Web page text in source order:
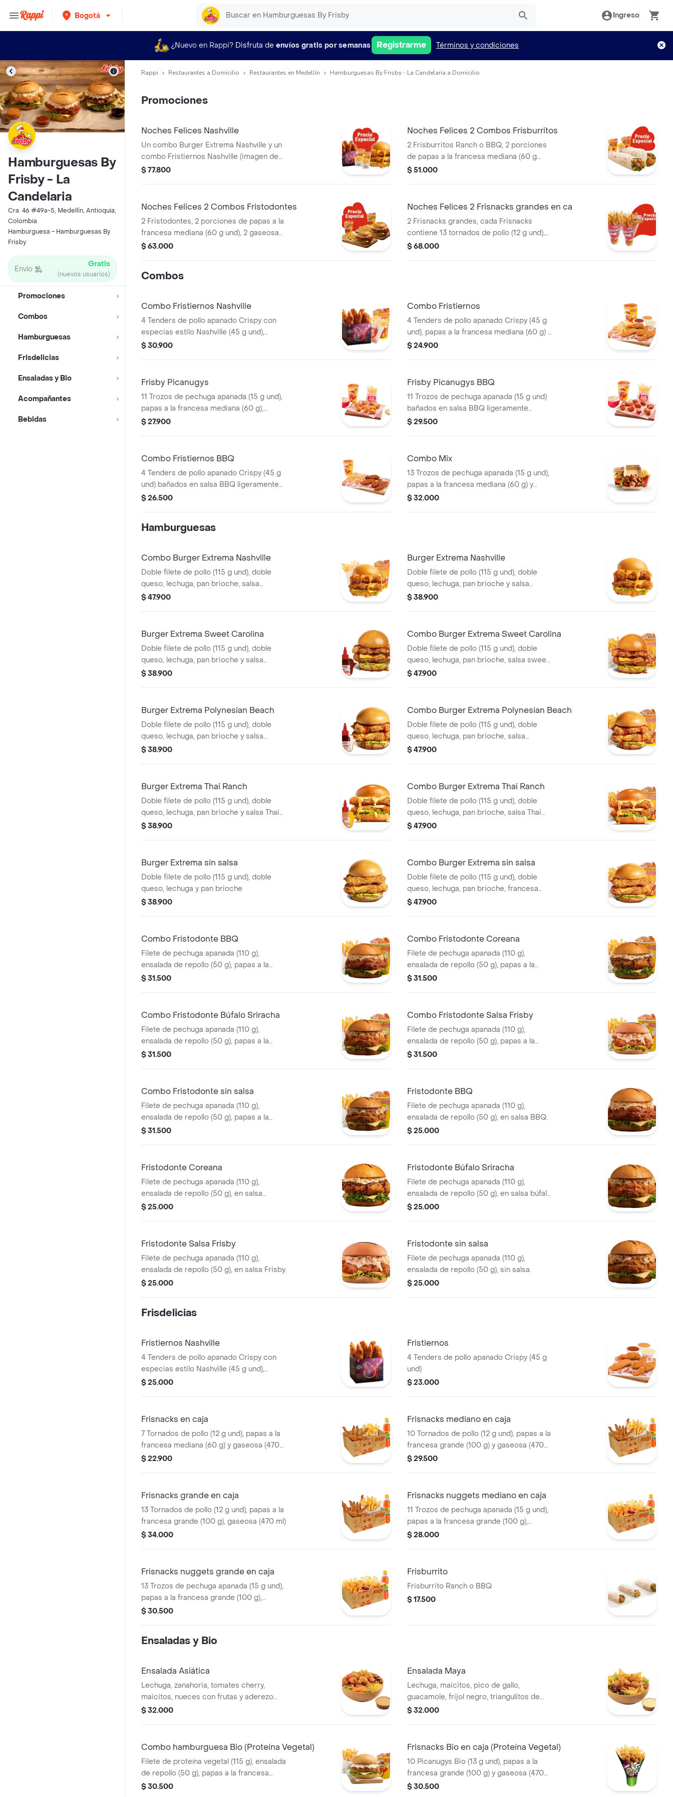
Bogotá Ingreso
¿Nuevo en Rappi? Disfruta de envíos gratis por semanas Registrarme Términos y condiciones
Hamburguesas By
Frisby - La
Candelaria
Cra. 46 #49a-5, Medellín, Antioquia,
Colombia
Hamburguesa - Hamburguesas By
Frisby
Envío Gratis
(nuevos usuarios)
Promociones
Combos
Hamburguesas
Frisdelicias
Ensaladas y Bio
Acompañantes
Bebidas
Rappi Restaurantes a Domicilio Restaurantes en Medellín Hamburguesas By Frisby - La Candelaria a Domicilio
Promociones
Noches Felices Nashville
Un combo Burger Extrema Nashville y un
combo Fristiernos Nashville (imagen de
producto corresponde a producto
$ 77.800
Noches Felices 2 Combos Frisburritos
2 Frisburritos Ranch o BBQ, 2 porciones
de papas a la francesa mediana (60 g
und) y 2 gaseosas (325 ml)
$ 51.000
Noches Felices 2 Combos Fristodontes
2 Fristodontes, 2 porciones de papas a la
francesa mediana (60 g und), 2 gaseosas
(325 ml und). Escoge entre búfalo
$ 63.000
Noches Felices 2 Frisnacks grandes en ca
2 Frisnacks grandes, cada Frisnacks
contiene 13 tornados de pollo (12 g und),
papas a la francesa grande (100 g )y
$ 68.000
Combos
Combo Fristiernos Nashville
4 Tenders de pollo apanado Crispy con
especias estilo Nashville (45 g und),
sirope de miel picante, papas a la
$ 30.900
Combo Fristiernos
4 Tenders de pollo apanado Crispy (45 g
und), papas a la francesa mediana (60 g) y
gaseosa (325 ml)
$ 24.900
Frisby Picanugys
11 Trozos de pechuga apanada (15 g und),
papas a la francesa mediana (60 g),
ensalada de repollo personal (145 g) y
$ 27.900
Frisby Picanugys BBQ
11 Trozos de pechuga apanada (15 g und)
bañados en salsa BBQ ligeramente
picante, papas a la francesa mediana (60
$ 29.500
Combo Fristiernos BBQ
4 Tenders de pollo apanado Crispy (45 g
und) bañados en salsa BBQ ligeramente
picante, papas a la francesa mediana (60
$ 26.500
Combo Mix
13 Trozos de pechuga apanada (15 g und),
papas a la francesa mediana (60 g) y
gaseosa (325 ml)
$ 32.000
Hamburguesas
Combo Burger Extrema Nashville
Doble filete de pollo (115 g und), doble
queso, lechuga, pan brioche, salsa
picante estilo Nashville, francesa mediana
$ 47.900
Burger Extrema Nashville
Doble filete de pollo (115 g und), doble
queso, lechuga, pan brioche y salsa
picante estilo Nashville
$ 38.900
Burger Extrema Sweet Carolina
Doble filete de pollo (115 g und), doble
queso, lechuga, pan brioche y salsa
sweet Carolina
$ 38.900
Combo Burger Extrema Sweet Carolina
Doble filete de pollo (115 g und), doble
queso, lechuga, pan brioche, salsa sweet
Carolina,francesa mediana (60 g) y
$ 47.900
Burger Extrema Polynesian Beach
Doble filete de pollo (115 g und), doble
queso, lechuga, pan brioche y salsa
Polynesian beach
$ 38.900
Combo Burger Extrema Polynesian Beach
Doble filete de pollo (115 g und), doble
queso, lechuga, pan brioche, salsa
Polynesian beach, francesa mediana
$ 47.900
Burger Extrema Thai Ranch
Doble filete de pollo (115 g und), doble
queso, lechuga, pan brioche y salsa Thai
ranch
$ 38.900
Combo Burger Extrema Thai Ranch
Doble filete de pollo (115 g und), doble
queso, lechuga, pan brioche, salsa Thai
ranch, francesa mediana (60 g) y gaseosa
$ 47.900
Burger Extrema sin salsa
Doble filete de pollo (115 g und), doble
queso, lechuga y pan brioche
$ 38.900
Combo Burger Extrema sin salsa
Doble filete de pollo (115 g und), doble
queso, lechuga, pan brioche, francesa
mediana (60 g) y gaseosa (325 ml)
$ 47.900
Combo Fristodonte BBQ
Filete de pechuga apanada (110 g),
ensalada de repollo (50 g), papas a la
francesa mediana (60 g) y gaseosa (325
$ 31.500
Combo Fristodonte Coreana
Filete de pechuga apanada (110 g),
ensalada de repollo (50 g), papas a la
francesa mediana (60 g) y gaseosa (325
$ 31.500
Combo Fristodonte Búfalo Sriracha
Filete de pechuga apanada (110 g),
ensalada de repollo (50 g), papas a la
francesa mediana (60 g) y gaseosa (325
$ 31.500
Combo Fristodonte Salsa Frisby
Filete de pechuga apanada (110 g),
ensalada de repollo (50 g), papas a la
francesa mediana (60 g) y gaseosa (325
$ 31.500
Combo Fristodonte sin salsa
Filete de pechuga apanada (110 g),
ensalada de repollo (50 g), papas a la
francesa mediana (60 g) y gaseosa (325
$ 31.500
Fristodonte BBQ
Filete de pechuga apanada (110 g),
ensalada de repollo (50 g), en salsa BBQ.
$ 25.000
Fristodonte Coreana
Filete de pechuga apanada (110 g),
ensalada de repollo (50 g), en salsa
coreana.
$ 25.000
Fristodonte Búfalo Sriracha
Filete de pechuga apanada (110 g),
ensalada de repollo (50 g), en salsa búfalo
sriracha.
$ 25.000
Fristodonte Salsa Frisby
Filete de pechuga apanada (110 g),
ensalada de repollo (50 g), en salsa Frisby.
$ 25.000
Fristodonte sin salsa
Filete de pechuga apanada (110 g),
ensalada de repollo (50 g), sin salsa.
$ 25.000
Frisdelicias
Fristiernos Nashville
4 Tenders de pollo apanado Crispy con
especias estilo Nashville (45 g und),
sirope de miel picante. Imagen de
$ 25.000
Fristiernos
4 Tenders de pollo apanado Crispy (45 g
und)
$ 23.000
Frisnacks en caja
7 Tornados de pollo (12 g und), papas a la
francesa mediana (60 g) y gaseosa (470
ml)
$ 22.900
Frisnacks mediano en caja
10 Tornados de pollo (12 g und), papas a la
francesa grande (100 g) y gaseosa (470
ml)
$ 29.500
Frisnacks grande en caja
13 Tornados de pollo (12 g und), papas a la
francesa grande (100 g), gaseosa (470 ml)
$ 34.000
Frisnacks nuggets mediano en caja
11 Trozos de pechuga apanada (15 g und),
papas a la francesa grande (100 g),
gaseosa (400 ml)
$ 28.000
Frisnacks nuggets grande en caja
13 Trozos de pechuga apanada (15 g und),
papas a la francesa grande (100 g),
gaseosa (400 ml)
$ 30.500
Frisburrito
Frisburrito Ranch o BBQ
$ 17.500
Ensaladas y Bio
Ensalada Asiática
Lechuga, zanahoria, tomates cherry,
maicitos, nueces con frutas y aderezo
sésamo. Elige tu proteína entre nuggets
$ 32.000
Ensalada Maya
Lechuga, maicitos, pico de gallo,
guacamole, frijol negro, triangulitos de
maíz y aderezo mexicano. Elige tu
$ 32.000
Combo hamburguesa Bio (Proteína Vegetal)
Filete de proteína vegetal (115 g), ensalada
de repollo (50 g), papas a la francesa
mediana (60 g) y gaseosa (325 ml).
$ 30.500
Frisnacks Bio en caja (Proteína Vegetal)
10 Picanugys Bio (13 g und), papas a la
francesa grande (100 g) y gaseosa (470
ml)
$ 30.500